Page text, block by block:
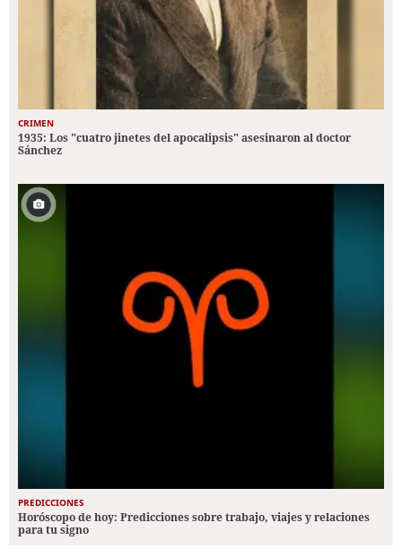
CRIMEN
1935: Los "cuatro jinetes del apocalipsis" asesinaron al doctor
Sánchez
PREDICCIONES
Horóscopo de hoy: Predicciones sobre trabajo, viajes y relaciones
para tu signo